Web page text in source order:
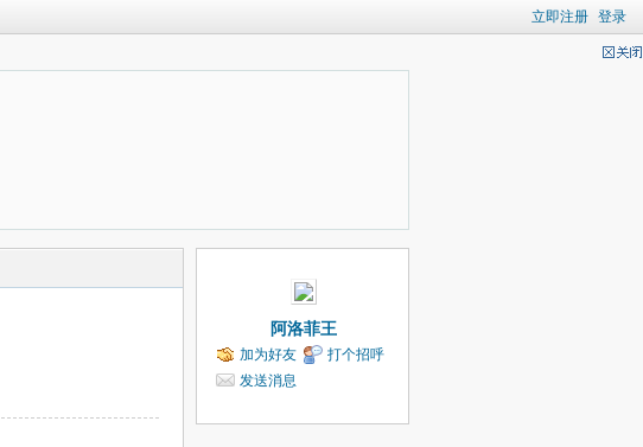
立即注册 登录
阿洛菲王
加为好友
打个招呼
发送消息